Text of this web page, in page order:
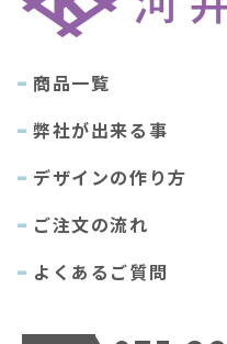
商品一覧
弊社が出来る事
デザインの作り方
ご注文の流れ
よくあるご質問